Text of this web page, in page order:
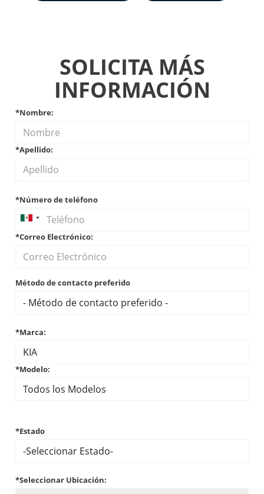
SOLICITA MÁS
INFORMACIÓN
*Nombre:
*Apellido:
*Número de teléfono
*Correo Electrónico:
Método de contacto preferido
*Marca:
*Modelo:
*Estado
*Seleccionar Ubicación: